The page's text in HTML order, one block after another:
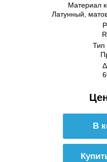
Материал
Латунный,
Тип